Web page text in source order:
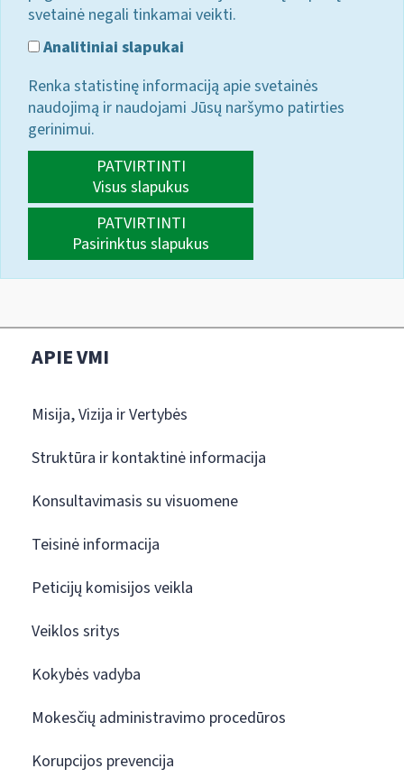
svetainė negali tinkamai veikti.
Analitiniai slapukai
Renka statistinę informaciją apie svetainės
naudojimą ir naudojami Jūsų naršymo patirties
gerinimui.
PATVIRTINTI
Visus slapukus
PATVIRTINTI
Pasirinktus slapukus
APIE VMI
Misija, Vizija ir Vertybės
Struktūra ir kontaktinė informacija
Konsultavimasis su visuomene
Teisinė informacija
Peticijų komisijos veikla
Veiklos sritys
Kokybės vadyba
Mokesčių administravimo procedūros
Korupcijos prevencija